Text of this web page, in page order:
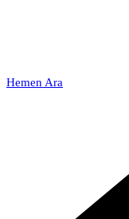
Hemen Ara